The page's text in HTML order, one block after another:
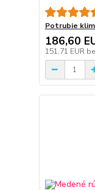
Potrubie
186,60
151,71 EUR